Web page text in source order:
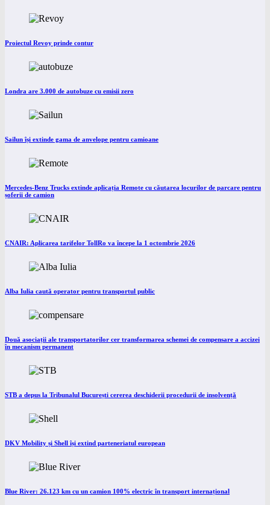
Proiectul Revoy prinde contur
Londra are 3.000 de autobuze cu emisii zero
Sailun își extinde gama de anvelope pentru camioane
Mercedes-Benz Trucks extinde aplicația Remote cu căutarea locurilor de parcare pentru
șoferii de camion
CNAIR: Aplicarea tarifelor TollRo va începe la 1 octombrie 2026
Alba Iulia caută operator pentru transportul public
Două asociații ale transportatorilor cer transformarea schemei de compensare a accizei
în mecanism permanent
STB a depus la Tribunalul București cererea deschiderii procedurii de insolvență
DKV Mobility și Shell își extind parteneriatul european
Blue River: 26.123 km cu un camion 100% electric în transport internațional